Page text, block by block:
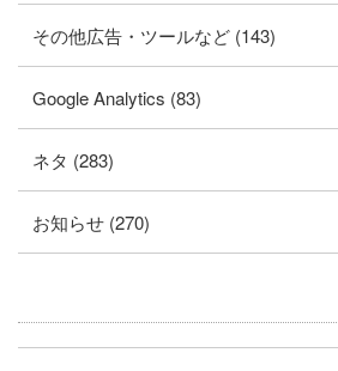
その他広告・ツールなど (143)
Google Analytics (83)
ネタ (283)
お知らせ (270)